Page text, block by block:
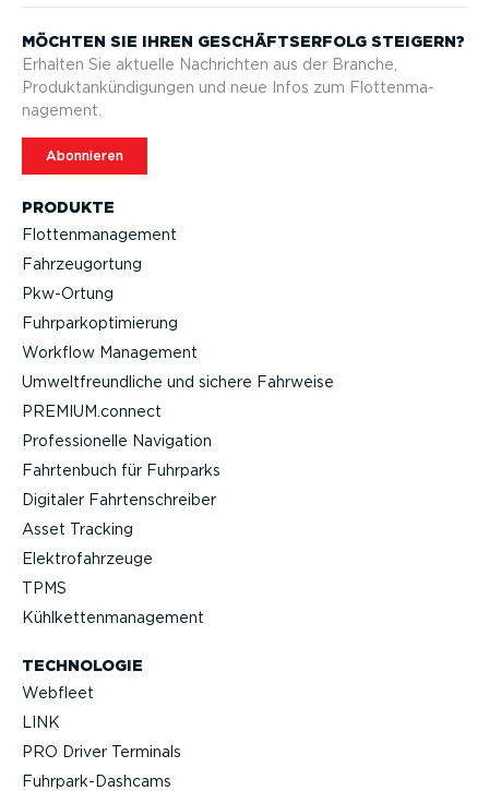
PRODUKTE
Flotten­ma­nagement
Fahrzeu­g­ortung
Pkw-Ortung
Fuhrpar­k­op­ti­mierung
Workflow Management
Umwelt­freund­liche und sichere Fahrweise
PREMIUM.connect
Profes­sio­nelle Navigation
Fahrtenbuch für Fuhrparks
Digitaler Fahrten­schreiber
Asset Tracking
Elektro­fahr­zeuge
TPMS
Kühlket­ten­ma­nagement
TECHNOLOGIE
Webfleet
LINK
PRO Driver Terminals
Fuhrpar­k-Da­shcams
MÖCHTEN SIE IHREN GESCHÄFTS­ERFOLG STEIGERN?
Erhalten Sie aktuelle Nachrichten aus der Branche,
Produktan­kün­di­gungen und neue Infos zum Flotten­ma­
nagement.
Abonnieren